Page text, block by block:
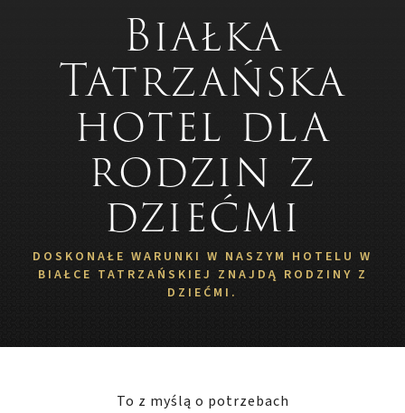
Białka
Tatrzańska
hotel dla
rodzin z
dziećmi
DOSKONAŁE WARUNKI W NASZYM HOTELU W
BIAŁCE TATRZAŃSKIEJ ZNAJDĄ RODZINY Z
DZIEĆMI.
To z myślą o potrzebach